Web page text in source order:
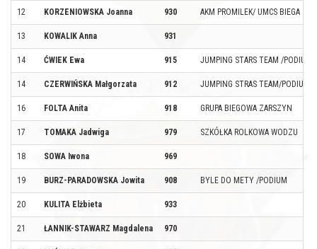
12 KORZENIOWSKA Joanna 930 AKM PROMILEK/ UMCS BIEGA
13 KOWALIK Anna 931
14 ĆWIEK Ewa 915 JUMPING STARS TEAM /PODIUM
14 CZERWIŃSKA Małgorzata 912 JUMPING STRAS TEAM/PODIUM
16 FOLTA Anita 918 GRUPA BIEGOWA ZARSZYN
17 TOMAKA Jadwiga 979 SZKÓŁKA ROLKOWA WODZU
18 SOWA Iwona 969
19 BURZ-PARADOWSKA Jowita 908 BYLE DO METY /PODIUM
20 KULITA Elżbieta 933
21 ŁANNIK-STAWARZ Magdalena 970